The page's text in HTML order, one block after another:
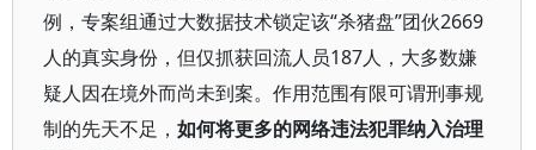
例，专案组通过大数据技术锁定该“杀猪盘”团伙2669
人的真实身份，但仅抓获回流人员187人，大多数嫌
疑人因在境外而尚未到案。作用范围有限可谓刑事规
制的先天不足， 如何将更多的网络违法犯罪纳入治理